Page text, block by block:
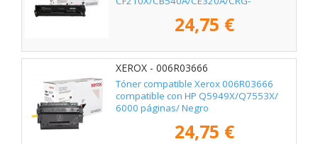
24,75 €
XEROX - 006R03666
Tóner compatible Xerox 006R03666
compatible con HP Q5949X/Q7553X/
6000 páginas/ Negro
24,75 €